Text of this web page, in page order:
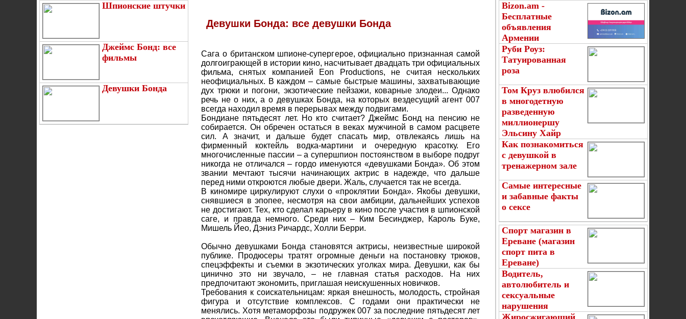
Шпионские штучки
Джеймс Бонд: все
фильмы
Девушки Бонда
Девушки Бонда: все девушки Бонда
Сага о британском шпионе-супергерое, официально признанная самой
долгоиграющей в истории кино, насчитывает двадцать три официальных
фильма, снятых компанией Eon Productions, не считая нескольких
неофициальных. В каждом – самые быстрые машины, захватывающие
дух трюки и погони, экзотические пейзажи, коварные злодеи... Однако
речь не о них, а о девушках Бонда, на которых вездесущий агент 007
всегда находил время в перерывах между подвигами.
Бондиане пятьдесят лет. Но кто считает? Джеймс Бонд на пенсию не
собирается. Он обречен остаться в веках мужчиной в самом расцвете
сил. А значит, и дальше будет спасать мир, отвлекаясь лишь на
фирменный коктейль водка-мартини и очередную красотку. Его
многочисленные пассии – а супершпион постоянством в выборе подруг
никогда не отличался – гордо именуются «девушками Бонда». Об этом
звании мечтают тысячи начинающих актрис в надежде, что дальше
перед ними откроются любые двери. Жаль, случается так не всегда.
В киномире циркулируют слухи о «проклятии Бонда». Якобы девушки,
снявшиеся в эпопее, несмотря на свои амбиции, дальнейших успехов
не достигают. Тех, кто сделал карьеру в кино после участия в шпионской
саге, и правда немного. Среди них – Ким Бесинджер, Кароль Буке,
Мишель Йео, Дэниз Ричардс, Холли Берри.
Обычно девушками Бонда становятся актрисы, неизвестные широкой
публике. Продюсеры тратят огромные деньги на постановку трюков,
спецэффекты и съемки в экзотических уголках мира. Девушки, как бы
цинично это ни звучало, – не главная статья расходов. На них
предпочитают экономить, приглашая неискушенных новичков.
Требования к соискательницам: яркая внешность, молодость, стройная
фигура и отсутствие комплексов. С годами они практически не
менялись. Хотя метаморфозы подружек 007 за последние пятьдесят лет
Bizon.am -
Бесплатные
объявления
Армении
Руби Роуз:
Татуированная
роза
Том Круз влюбился
в многодетную
разведенную
миллионершу
Эльсину Хайр
Как познакомиться
с девушкой в
тренажерном зале
Самые интересные
и забавные факты
о сексе
Спорт магазин в
Ереване (магазин
спорт пита в
Ереване)
Водитель,
автолюбитель и
сексуальные
нарушения
Жиросжигающий